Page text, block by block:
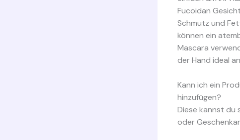
Fucoidan
Schmutz und
können ein
Mascara
der Hand ideal
Kann ich ein
hinzufügen?
Diese kannst du
oder